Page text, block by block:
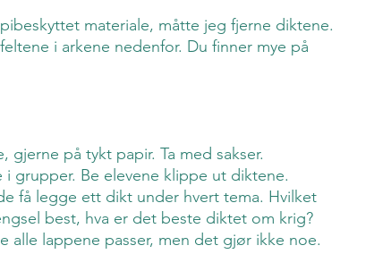
materiale, måtte jeg fjerne diktene.
i arkene nedenfor. Du finner mye på
gjerne på tykt papir. Ta med sakser.
i grupper. Be elevene klippe ut diktene.
få legge ett dikt under hvert tema. Hvilket
best, hva er det beste diktet om krig?
alle lappene passer, men det gjør ikke noe.